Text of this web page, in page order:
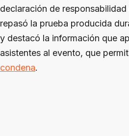
declaración de
repasó la prueba producida
y destacó la información que
asistentes al evento, que
condena.